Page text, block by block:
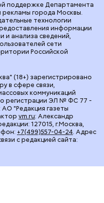
(18+) зарегистрировано
в сфере связи,
коммуникаций
регистрации ЭЛ № ФС 77 -
"Редакция газеты
vm.ru: Александр
127015, г.Москва,
+7(499)557-04-24. Адрес
с редакцией сайта:
поддержке Департамента
города Москвы.
технологии
информации
и анализа сведений,
сети
Российской